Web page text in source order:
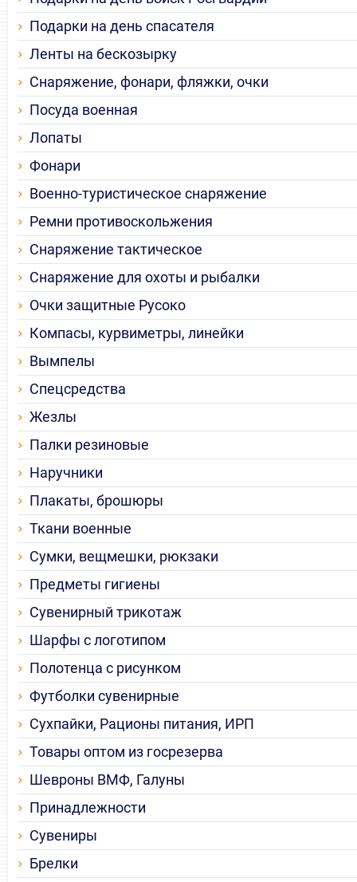
Подарки на день спасателя
Ленты на бескозырку
Снаряжение, фонари, фляжки, очки
Посуда военная
Лопаты
Фонари
Военно-туристическое снаряжение
Ремни противоскольжения
Снаряжение тактическое
Снаряжение для охоты и рыбалки
Очки защитные Русоко
Компасы, курвиметры, линейки
Вымпелы
Спецсредства
Жезлы
Палки резиновые
Наручники
Плакаты, брошюры
Ткани военные
Сумки, вещмешки, рюкзаки
Предметы гигиены
Сувенирный трикотаж
Шарфы с логотипом
Полотенца с рисунком
Футболки сувенирные
Сухпайки, Рационы питания, ИРП
Товары оптом из госрезерва
Шевроны ВМФ, Галуны
Принадлежности
Сувениры
Брелки